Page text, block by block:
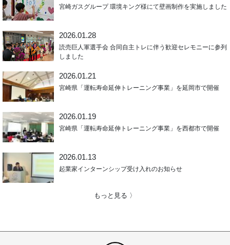
宮崎ガスグループ 環境キング様にて壁画制作を実施しました
2026.01.28
読売巨人軍選手会 合同自主トレに伴う歓迎セレモニーに参列
しました
2026.01.21
宮崎県「運転寿命延伸トレーニング事業」を延岡市で開催
2026.01.19
宮崎県「運転寿命延伸トレーニング事業」を西都市で開催
2026.01.13
起業家インターンシップ受け入れのお知らせ
もっと見る 〉